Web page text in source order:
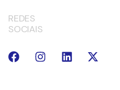
REDES
SOCIAIS